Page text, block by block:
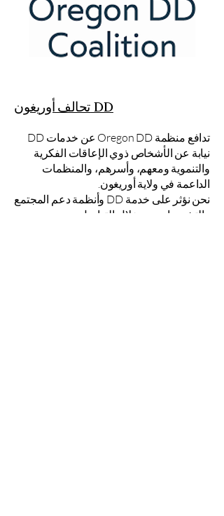
تحالف أوريغون DD
تدافع منظمة Oregon DD عن خدمات DD
نيابة عن الأشخاص ذوي الإعاقات الفكرية
والتنموية ومعهم، وأسرهم، والمنظمات
الداعمة في ولاية أوريغون.
نحن نؤثر على خدمة DD وأنظمة دعم المجتمع
والتشريعات من خلال التواصل بصوت